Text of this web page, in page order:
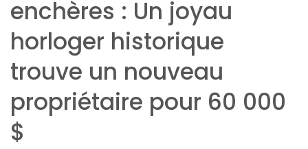
enchères : Un joyau
horloger historique
trouve un nouveau
propriétaire pour 60 000
$